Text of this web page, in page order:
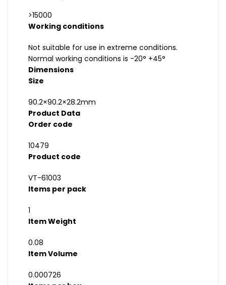
>15000
Working conditions
Not suitable for use in extreme conditions.
Normal working conditions is -20° +45°
Dimensions
Size
90.2×90.2×28.2mm
Product Data
Order code
10479
Product code
VT-61003
Items per pack
1
Item Weight
0.08
Item Volume
0.000726